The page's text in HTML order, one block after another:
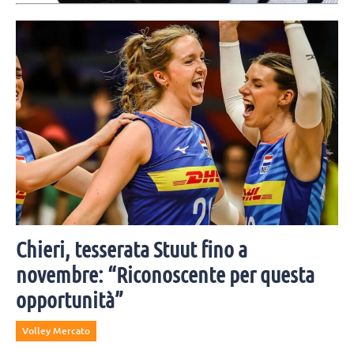
motivo di grande orgoglio, vogliamo continuare a promuovere i
Chieri, tesserata Stuut fino a
novembre: “Riconoscente per questa
opportunità”
Volley Mercato